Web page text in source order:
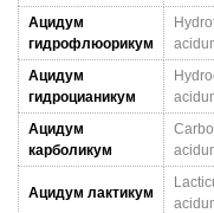
Ацидум
гидрофлюорикум
Ацидум
гидроцианикум
Ацидум
карболикум
Ацидум лактикум